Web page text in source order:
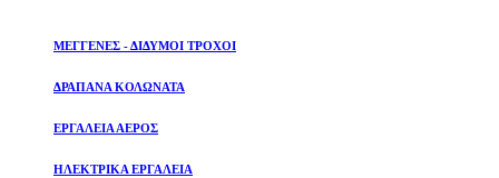
ΜΕΓΓΕΝΕΣ - ΔΙΔΥΜΟΙ ΤΡΟΧΟΙ
ΔΡΑΠΑΝΑ ΚΟΛΩΝΑΤΑ
ΕΡΓΑΛΕΙΑ ΑΕΡΟΣ
ΗΛΕΚΤΡΙΚΑ ΕΡΓΑΛΕΙΑ